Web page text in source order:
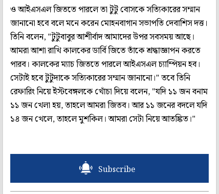
ও আইএসএল জিততে পারলে তা টুটু বোসকে সত্যিকারের সম্মান
জানানো হবে বলে মনে করেন মোহনবাগান সভাপতি দেবাশিস দত্ত।
তিনি বলেন, "টুটুবাবুর আশীর্বাদ আমাদের উপর সবসময় আছে।
আমরা আশা রাখি কালকের ডার্বি জিতে তাঁকে শ্রদ্ধাজ্ঞাপন করতে
পারব। কালকের ম্যাচ জিততে পারলে আইএসএল চ্যাম্পিয়ন হব।
সেটাই হবে টুটুদাকে সত্যিকারের সম্মান জানানো।" তবে তিনি
রেফারিং নিয়ে ইস্টবেঙ্গলকে খোঁচা দিয়ে বলেন, "যদি ১১ জন বনাম
১১ জন খেলা হয়, তাহলে আমরা জিতব। আর ১১ জনের বদলে যদি
১৪ জন খেলে, তাহলে মুশকিল। আমরা সেটা নিয়ে আতঙ্কিত।"
Subscribe